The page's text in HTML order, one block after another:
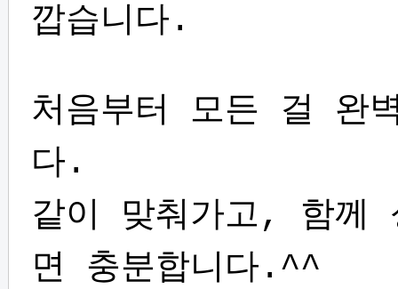
깝습니다.
처음부터 모든 걸 완
다.
같이 맞춰가고, 함께
면 충분합니다.^^